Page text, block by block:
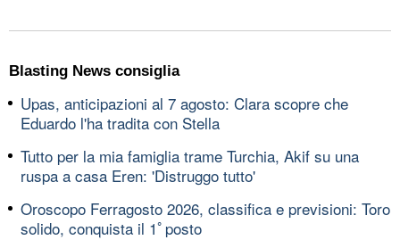
Blasting News consiglia
Upas, anticipazioni al 7 agosto: Clara scopre che
Eduardo l'ha tradita con Stella
Tutto per la mia famiglia trame Turchia, Akif su una
ruspa a casa Eren: 'Distruggo tutto'
Oroscopo Ferragosto 2026, classifica e previsioni: Toro
solido, conquista il 1ﾟposto